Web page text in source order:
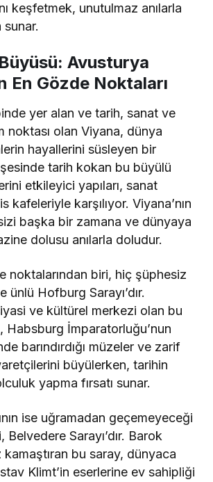
keşfetmek, unutulmaz anılarla
Avusturya
En Gözde Noktaları
yer alan ve tarih, sanat ve
noktası olan Viyana, dünya
hayallerini süsleyen bir
tarih kokan bu büyülü
etkileyici yapıları, sanat
kafeleriyle karşılıyor. Viyana’nın
başka bir zamana ve dünyaya
dolusu anılarla doludur.
noktalarından biri, hiç şüphesiz
ünlü Hofburg Sarayı’dır.
ve kültürel merkezi olan bu
Habsburg İmparatorluğu’nun
barındırdığı müzeler ve zarif
büyülerken, tarihin
yapma fırsatı sunar.
ise uğramadan geçemeyeceği
Sarayı’dır. Barok
bu saray, dünyaca
Klimt’in eserlerine ev sahipliği